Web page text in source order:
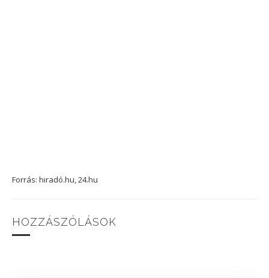
Forrás: hiradó.hu, 24.hu
HOZZÁSZÓLÁSOK